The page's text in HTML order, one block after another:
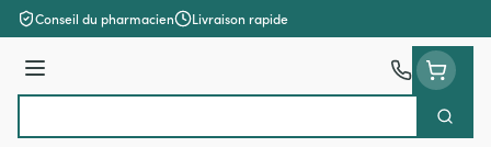
Aller au contenu
Conseil du pharmacien Livraison rapide
Menu